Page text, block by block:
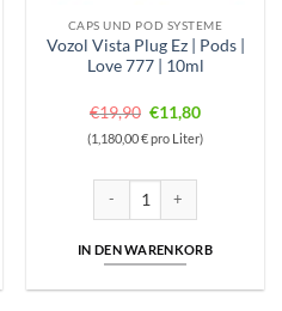
CAPS UND POD SYSTEME
Vozol Vista Plug Ez | Pods |
Love 777 | 10ml
€19,90 Ursprünglicher
Preis
€19,90
€11,80Aktueller
Preis
(1,180,00 € pro Liter)
IN DEN WARENKORB